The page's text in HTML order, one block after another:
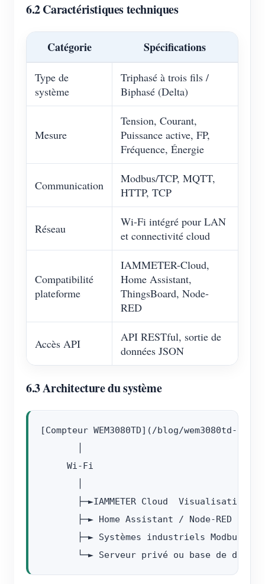
6.2 Caractéristiques techniques
Catégorie Spécifications
Type de
système
Triphasé à trois fils /
Biphasé (Delta)
Mesure
Tension, Courant,
Puissance active, FP,
Fréquence, Énergie
Communication
Modbus/TCP, MQTT,
HTTP, TCP
Réseau
Wi-Fi intégré pour LAN
et connectivité cloud
Compatibilité
plateforme
IAMMETER-Cloud,
Home Assistant,
ThingsBoard, Node-
RED
Accès API
API RESTful, sortie de
données JSON
6.3 Architecture du système
[Compteur WEM3080TD](/blog/wem3080td-
     Wi-Fi
├─►IAMMETER Cloud  Visualisation
       ├─► Home Assistant / Node-RED
       ├─► Systèmes industriels Modbus